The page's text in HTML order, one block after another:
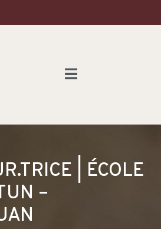
| ÉCOLE
–